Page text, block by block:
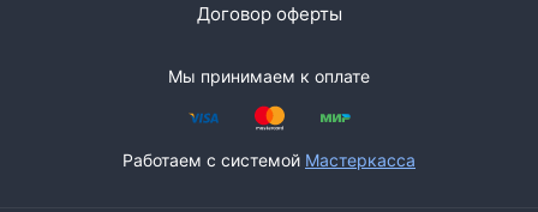
Договор оферты
Мы принимаем к оплате
Работаем с системой Мастеркасса